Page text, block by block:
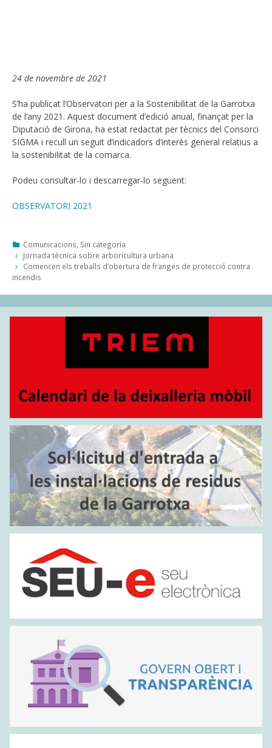
24 de novembre de 2021
S’ha publicat l’Observatori per a la Sostenibilitat de la Garrotxa
de l’any 2021. Aquest document d’edició anual, finançat per la
Diputació de Girona, ha estat redactat per tècnics del Consorci
SIGMA i recull un seguit d’indicadors d’interès general relatius a
la sostenibilitat de la comarca.
Podeu consultar-lo i descarregar-lo següent:
OBSERVATORI 2021
Categories
Comunicacions, Sin categoría
Post
navigation
Jornada tècnica sobre arboricultura urbana
Comencen els treballs d’obertura de franges de protecció contra
incendis